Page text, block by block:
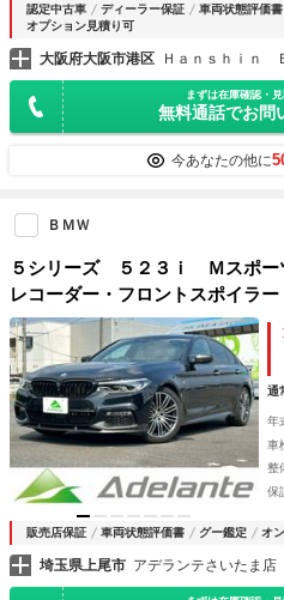
認定中古車 ディーラー保証 車両状態評価書
オプション見積り可
大阪府大阪市港区
まずは在庫確認・
無料通話でお問
今あなたの他に
ＢＭＷ
５シリーズ ５２３ｉ Ｍスポ
レコーダー・フロントスポイラ
０°カメラ・地デジＴＶ・パドル
プ・パワートランク・ユーザー買
Ｃ
通
年
車
整
保
販売店保証 車両状態評価書 グー鑑定 オ
埼玉県上尾市 アデランテさいたま店